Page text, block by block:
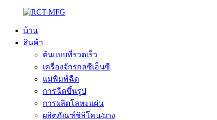
บ้าน
สินค้า
ต้นแบบที่รวดเร็ว
เครื่องจักรกลซีเอ็นซี
แม่พิมพ์ฉีด
การฉีดขึ้นรูป
การผลิตโลหะแผ่น
ผลิตภัณฑ์ซิลิโคน/ยาง